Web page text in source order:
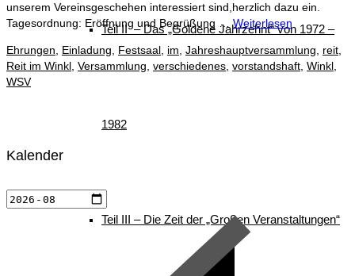
Teil II – Das „Goldene Jahrzehnt“ von 1972 –
1982
Teil III – Die Zeit der „Großen Veranstaltungen“
unserem Vereinsgeschehen interessiert sind,herzlich dazu ein.
Tagesordnung: Eröffnung und Begrüßung …Weiterlesen
Ehrungen Einladung Festsaal im Jahreshauptversammlung reit
Reit im Winkl Versammlung verschiedenes vorstandshaft Winkl
WSV
Kalender